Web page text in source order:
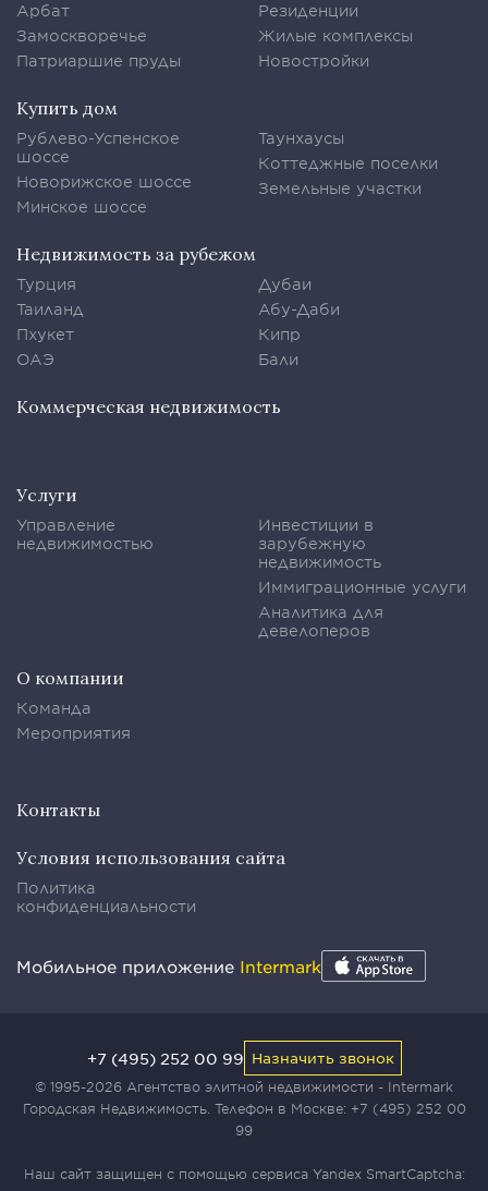
Арбат
Замоскворечье
Патриаршие пруды
Резиденции
Жилые комплексы
Новостройки
Купить дом
Рублево-Успенское
шоссе
Новорижское шоссе
Минское шоссе
Таунхаусы
Коттеджные поселки
Земельные участки
Недвижимость за рубежом
Турция
Таиланд
Пхукет
ОАЭ
Дубаи
Абу-Даби
Кипр
Бали
Коммерческая недвижимость
Услуги
Управление
недвижимостью
Инвестиции в
зарубежную
недвижимость
Иммиграционные услуги
Аналитика для
девелоперов
О компании
Команда
Мероприятия
Контакты
Условия использования сайта
Политика
конфиденциальности
Мобильное приложение Intermark
© 1995-2026 Агентство элитной недвижимости - Intermark
Городская Недвижимость. Телефон в Москве: +7 (495) 252 00
99
Наш сайт защищен с помощью сервиса Yandex SmartCaptcha:
+7 (495) 252 00 99 Назначить звонок